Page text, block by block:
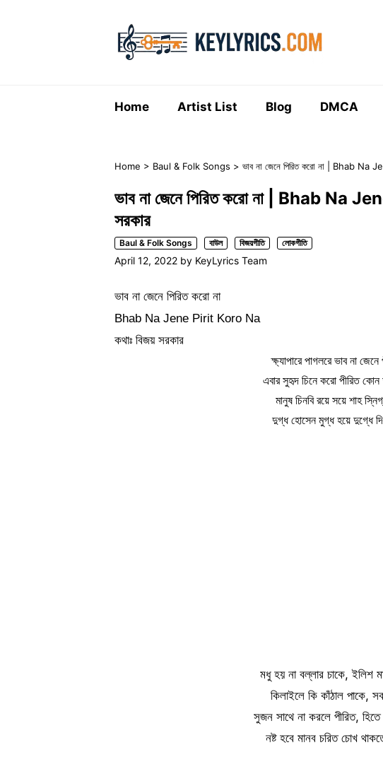
Home Artist List Blog DMCA
Home > Baul & Folk Songs > ভাব না জেনে পিরিত করো না | Bhab Na
ভাব না জেনে পিরিত করো না | Bhab Na
সরকার
Baul & Folk Songs বাউল বিজয়গীতি লোকগীতি
April 12, 2022 by KeyLyrics Team
ভাব না জেনে পিরিত করো না
Bhab Na Jene Pirit Koro Na
কথাঃ বিজয় সরকার
ক্ষ্যাপারে পাগলরে ভাব না
এবার সুহৃদ চিনে করো পীরিত
মানুষ চিনবি রয়ে সয়ে শাহ
দুগ্ধ হোসেন মুগ্ধ হয়ে দুগ্ধে
মধু হয় না বল্লার চাকে, ইলিশ
কিলাইলে কি কাঁঠাল পাকে,
সুজন সাথে না করলে পীরিত,
নষ্ট হবে মানব চরিত চোখ